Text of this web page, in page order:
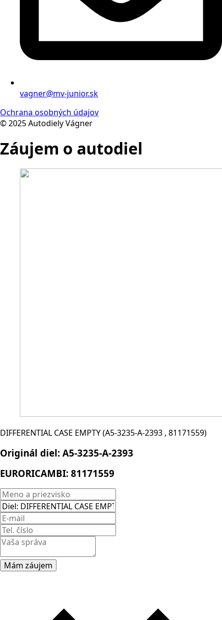
vagner@mv-junior.sk
Ochrana osobných údajov
© 2025 Autodiely Vágner
Záujem o autodiel
DIFFERENTIAL CASE EMPTY (A5-3235-A-2393 , 81171559)
Originál diel: A5-3235-A-2393
EURORICAMBI: 81171559
Mám záujem